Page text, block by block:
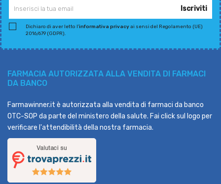
Iscriviti
Dichiaro di aver letto l'informativa privacyai sensi del Regolamento (UE)
2016/679 (GDPR).
FARMACIA AUTORIZZATA ALLA VENDITA DI FARMACI
DA BANCO
Farmawinner.it è autorizzata alla vendita di farmaci da banco
OTC-SOP da parte del ministero della salute. Fai click sul logo per
verificare l'attendibilità della nostra farmacia.